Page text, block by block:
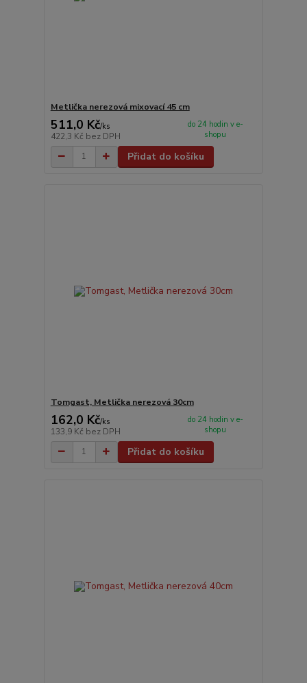
Metlička nerezová mixovací 45 cm
511,0 Kč/ks
422,3 Kč bez DPH
do 24 hodin v e-
shopu
Přidat do košíku
Tomgast, Metlička nerezová 30cm
162,0 Kč/ks
133,9 Kč bez DPH
do 24 hodin v e-
shopu
Přidat do košíku